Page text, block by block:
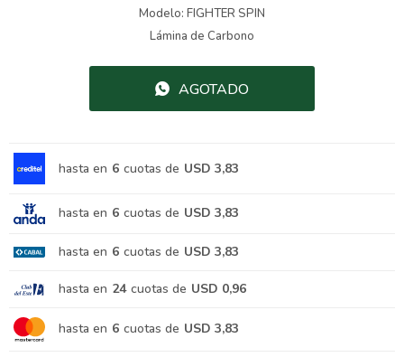
Modelo: FIGHTER SPIN
Lámina de Carbono
AGOTADO
hasta en 6 cuotas de USD 3,83
hasta en 6 cuotas de USD 3,83
hasta en 6 cuotas de USD 3,83
hasta en 24 cuotas de USD 0,96
hasta en 6 cuotas de USD 3,83